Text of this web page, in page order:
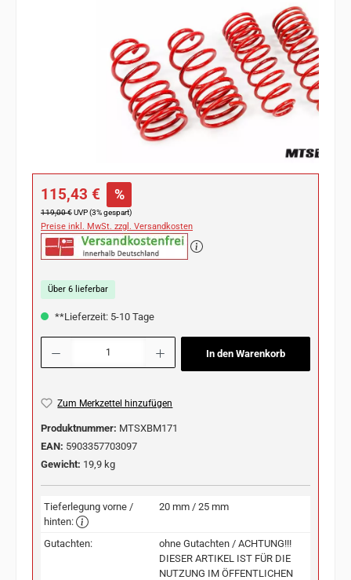
Verkaufspreis:
115,43 € %
Regulärer Preis:
119,00 €UVP (3% gespart)
Preise inkl. MwSt. zzgl. Versandkosten
Über 6 lieferbar
**Lieferzeit: 5-10 Tage
Produkt Anzahl: Gib den gewünschten Wert ein oder benutze die Schaltflächen
In den Warenkorb
Zum Merkzettel hinzufügen
Produktnummer: MTSXBM171
EAN: 5903357703097
Gewicht: 19,9 kg
Tieferlegung vorne /
hinten:
20 mm / 25 mm
Gutachten:
ohne Gutachten / ACHTUNG!!!
DIESER ARTIKEL IST FÜR DIE
NUTZUNG IM ÖFFENTLICHEN